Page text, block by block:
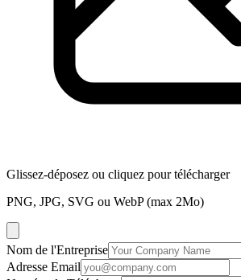
Glissez-déposez ou cliquez pour télécharger
PNG, JPG, SVG ou WebP (max 2Mo)
Nom de l'Entreprise
Adresse Email